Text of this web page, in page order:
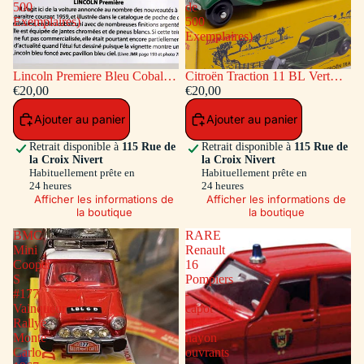
500
Exemplaires)
Lincoln Premiere Bleu Cobalt
(Série de 500 Exemplaires)
€20,00
Ajouter au panier
Retrait disponible à 115 Rue de
la Croix Nivert
Habituellement prête en
24 heures
Afficher les informations de
la boutique
de
500
Exemplaires)
Citroën Traction 11 BL Vert
(Série de 500 Exemplaires)
€20,00
Ajouter au panier
Retrait disponible à 115 Rue de
la Croix Nivert
Habituellement prête en
24 heures
Afficher les informations de
la boutique
BMC
Mini
Cooper
S
#177
Vainqueur
Rallye
Monte
Carlo
RARE
Renault
16
Pompiers
-
capot
et
hayon
ouvrants